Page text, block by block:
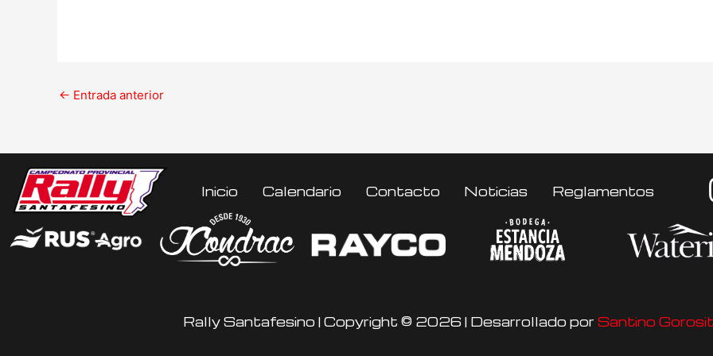
← Entrada anterior
Inicio Calendario Contacto Noticias Reglamentos
Rally Santafesino | Copyright © 2026 | Desarrollado por Santino